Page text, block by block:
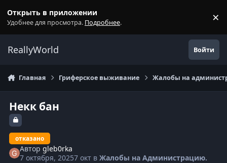
Открыть в приложении
Удобнее для просмотра. Подробнее. ×
ReallyWorld Войти
Главная Гриферское выживание Жалобы на
Некк бан
отказано
Авторgleb0rka
7 октября, 20257 окт вЖалобы на Администрацию.